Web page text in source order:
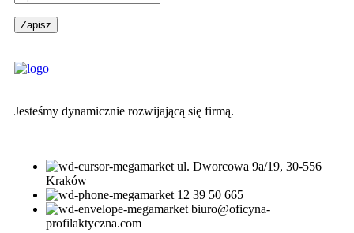
Jesteśmy dynamicznie rozwijającą się firmą.
ul. Dworcowa 9a/19, 30-556
Kraków
12 39 50 665
biuro@oficyna-
profilaktyczna.com